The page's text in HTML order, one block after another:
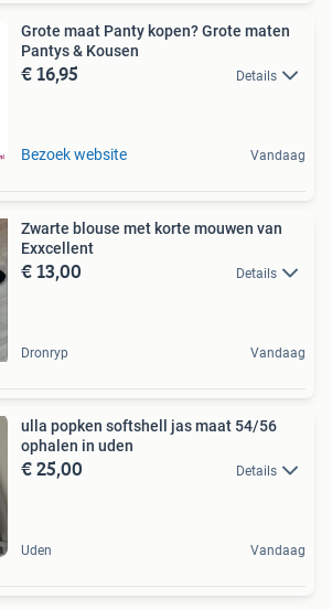
Grote maat Panty kopen? Grote maten
Pantys & Kousen
€ 16,95 Details
Bezoek website Vandaag
Zwarte blouse met korte mouwen van
Exxcellent
€ 13,00 Details
Dronryp Vandaag
ulla popken softshell jas maat 54/56
ophalen in uden
€ 25,00 Details
Uden Vandaag